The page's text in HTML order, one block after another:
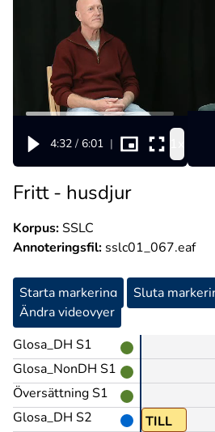
4:32 / 6:01 |
Fritt - husdjur
Korpus:SSLC
Annoteringsfil: sslc01_067.eaf
Starta markering Sluta
Ändra videovyer
Glosa_DH S1
Glosa_NonDH S1
Översättning S1
Glosa_DH S2
FLYTTA-UT TILL